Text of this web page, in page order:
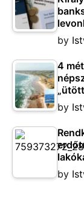
by
4
by
by